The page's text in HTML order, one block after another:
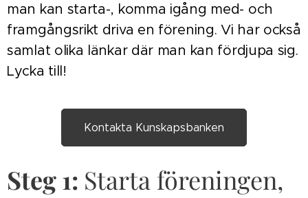
man kan starta-, komma igång med- och
framgångsrikt driva en förening. Vi har också
samlat olika länkar där man kan fördjupa sig.
Lycka till!
Kontakta Kunskapsbanken
Steg 1: Starta föreningen,